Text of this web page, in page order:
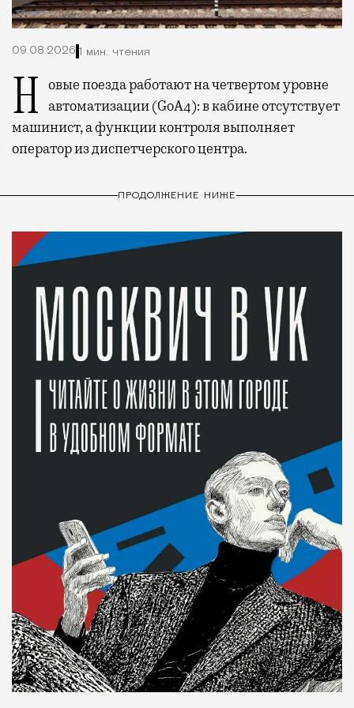
09.08.2026 1 мин. чтения
Новые поезда работают на четвертом уровне автоматизации (GoA4): в кабине отсутствует
машинист, а функции контроля выполняет
оператор из диспетчерского центра.
ПРОДОЛЖЕНИЕ НИЖЕ